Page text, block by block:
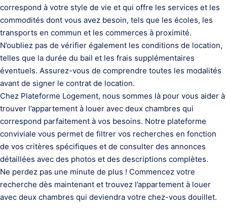
correspond à votre style de vie et qui offre les services et les
commodités dont vous avez besoin, tels que les écoles, les
transports en commun et les commerces à proximité.
N’oubliez pas de vérifier également les conditions de location,
telles que la durée du bail et les frais supplémentaires
éventuels. Assurez-vous de comprendre toutes les modalités
avant de signer le contrat de location.
Chez Plateforme Logement, nous sommes là pour vous aider à
trouver l’appartement à louer avec deux chambres qui
correspond parfaitement à vos besoins. Notre plateforme
conviviale vous permet de filtrer vos recherches en fonction
de vos critères spécifiques et de consulter des annonces
détaillées avec des photos et des descriptions complètes.
Ne perdez pas une minute de plus ! Commencez votre
recherche dès maintenant et trouvez l’appartement à louer
avec deux chambres qui deviendra votre chez-vous douillet.